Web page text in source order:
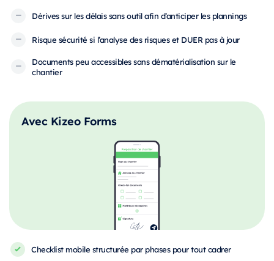
Dérives sur les délais sans outil afin d’anticiper les plannings
Risque sécurité si l’analyse des risques et DUER pas à jour
Documents peu accessibles sans dématérialisation sur le
chantier
Avec Kizeo Forms
Checklist mobile structurée par phases pour tout cadrer